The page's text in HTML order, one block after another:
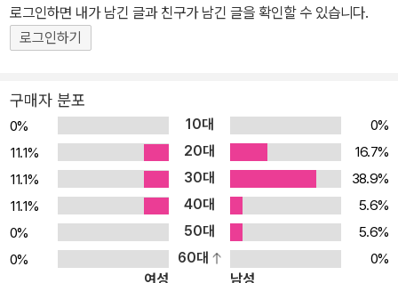
o, World” 애플리케이션 개발을 시작으로 각 플랫폼에 접근한다. 뒤
이어 HTTP를 통한 공용 클라우드 기반 서비스를 사용하여 실제 애
플리케이션을 개발한다. 또한 SQLite를 사용한 로컬 저장, ORM, 각
이션을 만들기에 앞서 클라우드 기반 서비스를 세부적으로 다루며,
더불어 애플리케이션의 구조와 기능 명세서를 상세하게 다룬다. 마지
막 장에는 보너스로 모노터치에 대한 내용도 다루고 있다. 이 책의 학
습 목표는 다음과 같다. - 아이폰과 안드로이드 플랫폼용으로 동일한
최종 사용자 애플리케이션을 개발한다. - 각 플랫폼에서 사용할 수 있
는 저장, 통신, 보안과 관련한 서비스 구조의 차이를 이해한다. - 다양
한 플랫폼에서 애플리케이션을 배치하고 관리하는 과정이 어떻게 다
로그인하면 내가 남긴 글과 친구가 남긴 글을 확인할 수 있습니다.
로그인하기
구매자 분포
0% 10대
0%
11.1%
20대
16.7%
11.1%
30대
38.9%
11.1%
40대
5.6%
0%
50대
5.6%
0%
60대
0%
여성
남성